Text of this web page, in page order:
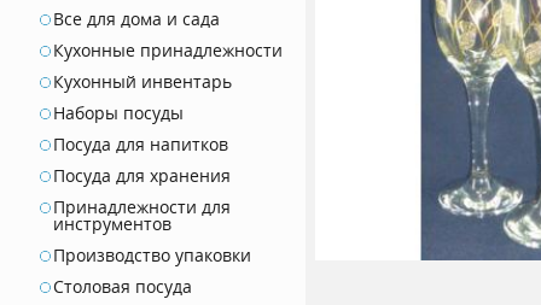
Все для дома и сада
Кухонные принадлежности
Кухонный инвентарь
Наборы посуды
Посуда для напитков
Посуда для хранения
Принадлежности для
инструментов
Производство упаковки
Столовая посуда